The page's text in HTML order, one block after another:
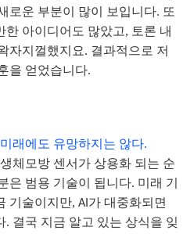
로운 부분이 많이 보입니다. 또
한 아이디어도 많았고, 토론 내
자지껄했지요. 결과적으로 저
을 얻었습니다.
미래에도 유망하지는 않다.
생체모방 센서가 상용화 되는 순
은 범용 기술이 됩니다. 미래 기
기술이지만, AI 가 대중화되면
. 결국 지금 알고 있는 상식을 잊